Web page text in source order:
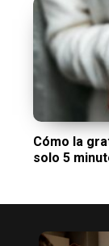
Cómo la
solo 5